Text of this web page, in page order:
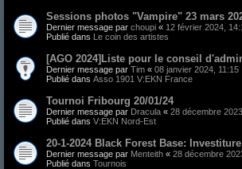
Sessions photos "Vampire" 23 mars
Dernier message par choupi « 12 février 2024,
Publié dans Le coin des artistes
[AGO 2024]Liste pour le conseil
Dernier message par Tim « 08 janvier 2024, 11:15
Publié dans Asso 1901 V:EKN France
Tournoi Fribourg 20/01/24
Dernier message par Dracula « 28 décembre
Publié dans V:EKN Nord-Est
20-1-2024 Black Forest Base:
Dernier message par Menteith « 28 décembre
Publié dans Tournois